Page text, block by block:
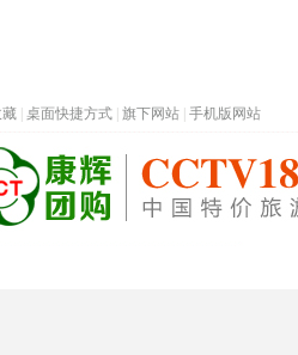
藏 桌面快捷方式 旗下网站 手机版网站